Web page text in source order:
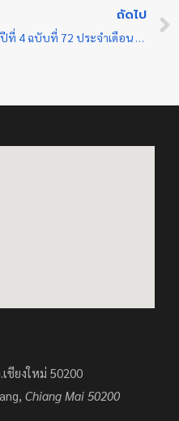
ถัดไป
ปีที่ 4 ฉบับที่ 72 ประจำเดือน ธันวาคม 2566
ชียงใหม่ 50200
Chiang Mai 50200